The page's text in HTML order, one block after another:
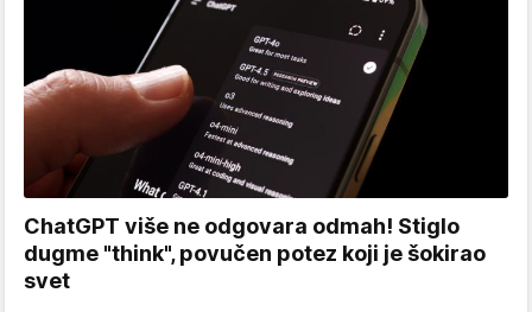
ChatGPT više ne odgovara odmah! Stiglo
dugme "think", povučen potez koji je šokirao
svet